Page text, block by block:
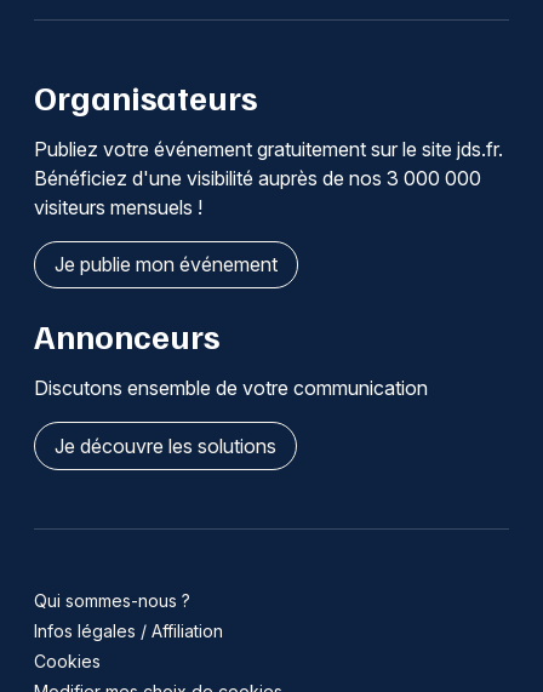
Organisateurs
Publiez votre événement gratuitement sur le site jds.fr.
Bénéficiez d'une visibilité auprès de nos 3 000 000
visiteurs mensuels !
Je publie mon événement
Annonceurs
Discutons ensemble de votre communication
Je découvre les solutions
Qui sommes-nous ?
Infos légales / Affiliation
Cookies